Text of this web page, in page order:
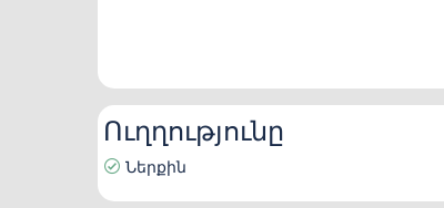
Ուղղությունը
Ներքին